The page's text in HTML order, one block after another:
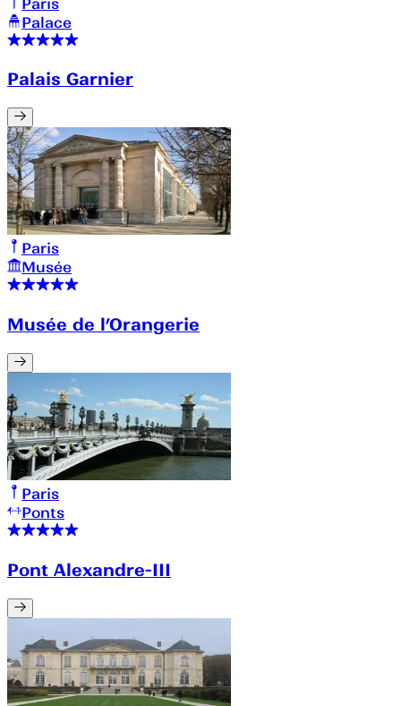
Palace
Palais Garnier
Paris
Musée
Musée de l’Orangerie
Paris
Ponts
Pont Alexandre-III